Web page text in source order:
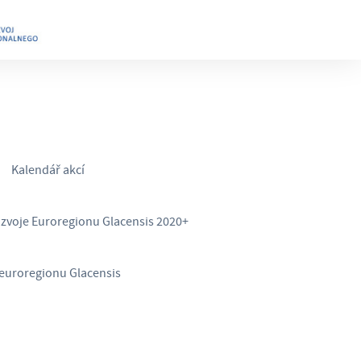
Kalendář akcí
Euroregionu Glacensis 2020+
Glacensis